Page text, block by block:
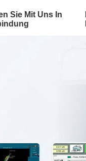
Sie Mit Uns In